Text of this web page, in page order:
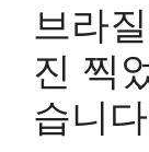
브라
진 찍
습니다